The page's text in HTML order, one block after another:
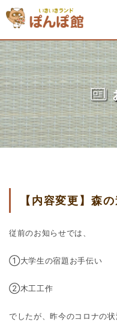
【内容変更】森
従前のお知らせでは、
①大学生の宿題お手伝い
②木工工作
でしたが、昨今のコロナの